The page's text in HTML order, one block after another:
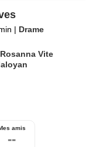
| Drame
Rosanna Vite
amis
--